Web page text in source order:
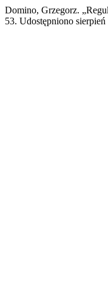
Domino, Grzegorz.
53. Udostępniono